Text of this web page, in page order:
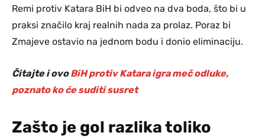
Remi protiv Katara BiH bi odveo na dva boda, što bi u
praksi značilo kraj realnih nada za prolaz. Poraz bi
Zmajeve ostavio na jednom bodu i donio eliminaciju.
Čitajte i ovoBiH protiv Katara igra meč odluke,
poznato ko će suditi susret
Zašto je gol razlika toliko